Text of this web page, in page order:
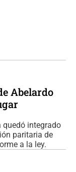
Abelardo
quedó integrado
paritaria de
a la ley.